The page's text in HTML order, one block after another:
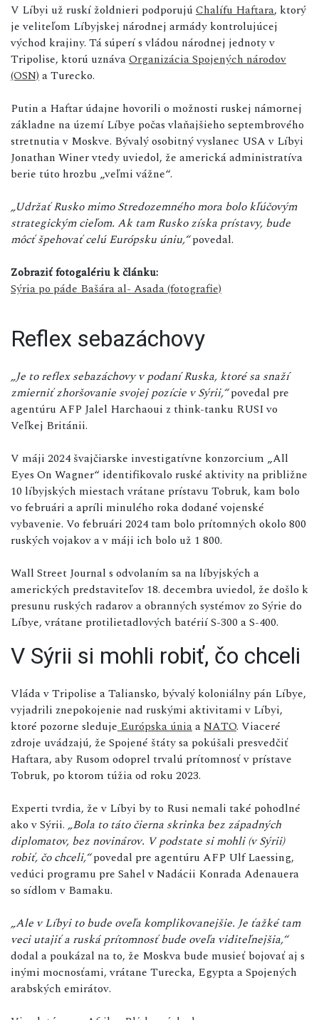
V Líbyi už ruskí žoldnieri podporujú Chalífu Haftara, ktorý
je veliteľom Líbyjskej národnej armády kontrolujúcej
východ krajiny. Tá súperí s vládou národnej jednoty v
Tripolise, ktorú uznávaOrganizácia Spojených národov
(OSN) a Turecko.
Putin a Haftar údajne hovorili o možnosti ruskej námornej
základne na území Líbye počas vlaňajšieho septembrového
stretnutia v Moskve. Bývalý osobitný vyslanec USA v Líbyi
Jonathan Winer vtedy uviedol, že americká administratíva
berie túto hrozbu „veľmi vážne“.
„Udržať Rusko mimo Stredozemného mora bolo kľúčovým
strategickým cieľom. Ak tam Rusko získa prístavy, bude
môcť špehovať celú Európsku úniu,“povedal.
Zobraziť fotogalériu k článku:
Sýria po páde Bašára al- Asada (fotografie)
Reflex sebazáchovy
„Je to reflex sebazáchovy v podaní Ruska, ktoré sa snaží
zmierniť zhoršovanie svojej pozície v Sýrii,“povedal pre
agentúru AFP Jalel Harchaoui z think-tanku RUSI vo
Veľkej Británii.
V máji 2024 švajčiarske investigatívne konzorcium „All
Eyes On Wagner“ identifikovalo ruské aktivity na približne
10 líbyjských miestach vrátane prístavu Tobruk, kam bolo
vo februári a apríli minulého roka dodané vojenské
vybavenie. Vo februári 2024 tam bolo prítomných okolo 800
ruských vojakov a v máji ich bolo už 1 800.
Wall Street Journal s odvolaním sa na líbyjských a
amerických predstaviteľov 18. decembra uviedol, že došlo k
presunu ruských radarov a obranných systémov zo Sýrie do
Líbye, vrátane protilietadlových batérií S-300 a S-400.
V Sýrii si mohli robiť, čo chceli
Vláda v Tripolise a Taliansko, bývalý koloniálny pán Líbye,
vyjadrili znepokojenie nad ruskými aktivitami v Líbyi,
ktoré pozorne sleduje Európska úniaaNATO. Viaceré
zdroje uvádzajú, že Spojené štáty sa pokúšali presvedčiť
Haftara, aby Rusom odoprel trvalú prítomnosť v prístave
Tobruk, po ktorom túžia od roku 2023.
Experti tvrdia, že v Líbyi by to Rusi nemali také pohodlné
ako v Sýrii. „Bola to táto čierna skrinka bez západných
diplomatov, bez novinárov. V podstate si mohli (v Sýrii)
robiť, čo chceli,“povedal pre agentúru AFP Ulf Laessing,
vedúci programu pre Sahel v Nadácii Konrada Adenauera
so sídlom v Bamaku.
„Ale v Líbyi to bude oveľa komplikovanejšie. Je ťažké tam
veci utajiť a ruská prítomnosť bude oveľa viditeľnejšia,“
dodal a poukázal na to, že Moskva bude musieť bojovať aj s
inými mocnosťami, vrátane Turecka, Egypta a Spojených
arabských emirátov.